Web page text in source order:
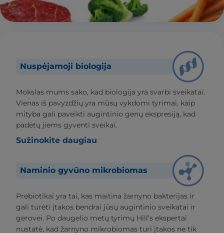
Nuspėjamoji biologija
Mokslas mums sako, kad biologija yra svarbi sveikatai.
Vienas iš pavyzdžių yra mūsų vykdomi tyrimai, kaip
mityba gali paveikti augintinio genų ekspresiją, kad
padėtų jiems gyventi sveikai.
Sužinokite daugiau
Naminio gyvūno mikrobiomas
Prebiotikai yra tai, kas maitina žarnyno bakterijas ir
gali turėti įtakos bendrai jūsų augintinio sveikatai ir
gerovei. Po daugelio metų tyrimų Hill’s ekspertai
nustatė, kad žarnyno mikrobiomas turi įtakos ne tik